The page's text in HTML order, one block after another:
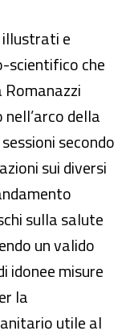
e
scientifico che
della
secondo
sui diversi
sulla salute
un valido
idonee misure
la
utile al